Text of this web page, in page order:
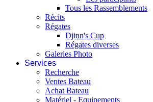
Tous les Rassemblements
Récits
Régates
Djinn's Cup
Régates diverses
Galeries Photo
Services
Recherche
Ventes Bateau
Achat Bateau
Matériel - Equipements